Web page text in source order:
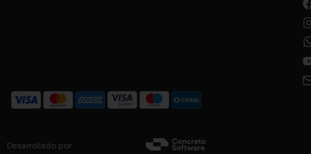
Desarrollado por